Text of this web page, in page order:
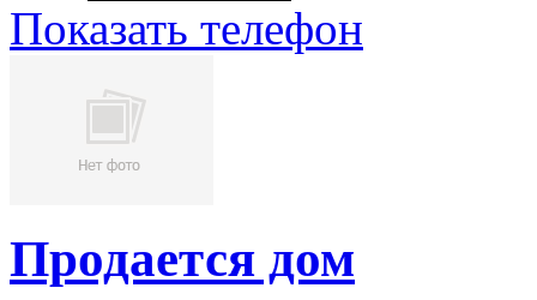
Показать телефон
Продается дом